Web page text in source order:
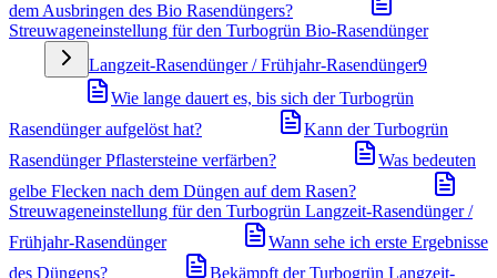
dem Ausbringen des Bio Rasendüngers?
Streuwageneinstellung für den Turbogrün Bio-Rasendünger
Langzeit-Rasendünger / Frühjahr-Rasendünger9
Wie lange dauert es, bis sich der Turbogrün
Rasendünger aufgelöst hat?
Kann der Turbogrün
Rasendünger Pflastersteine verfärben?
Was bedeuten
gelbe Flecken nach dem Düngen auf dem Rasen?
Streuwageneinstellung für den Turbogrün Langzeit-Rasendünger /
Frühjahr-Rasendünger
Wann sehe ich erste Ergebnisse
des Düngens?
Bekämpft der Turbogrün Langzeit-